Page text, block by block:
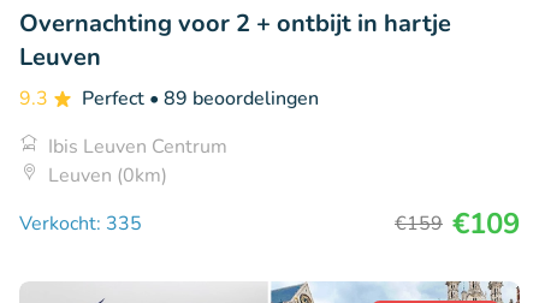
Overnachting voor 2 + ontbijt in hartje
Leuven
9.3 Perfect • 89 beoordelingen
Ibis Leuven Centrum
Leuven (0km)
Verkocht: 335
€159 €109